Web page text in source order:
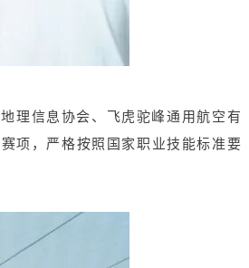
理信息协会、飞虎驼峰通用航空有
项，严格按照国家职业技能标准要